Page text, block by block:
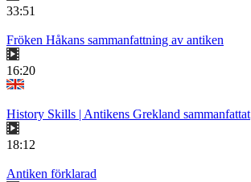
33:51
Fröken Håkans sammanfattning av antiken
16:20
History Skills | Antikens Grekland sammanfattat
18:12
Antiken förklarad